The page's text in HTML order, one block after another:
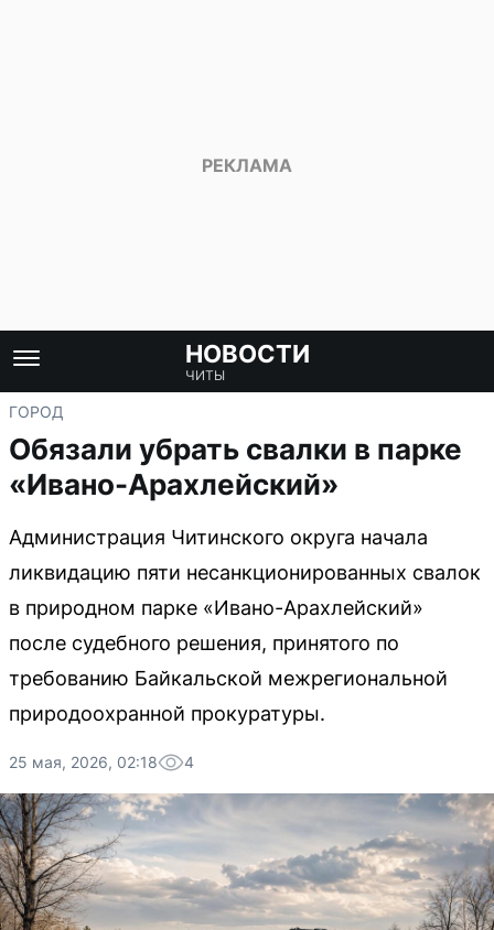
НОВОСТИ
ЧИТЫ
ГОРОД
Обязали убрать свалки в парке
«Ивано-Арахлейский»
Администрация Читинского округа начала
ликвидацию пяти несанкционированных свалок
в природном парке «Ивано-Арахлейский»
после судебного решения, принятого по
требованию Байкальской межрегиональной
природоохранной прокуратуры.
25 мая, 2026, 02:18 4